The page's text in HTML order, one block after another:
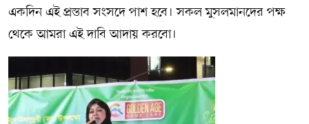
একদিন এই প্রস্তাব সংসদে পাশ হবে। সকল মুসলমানদের পক্ষ
থেকে আমরা এই দাবি আদায় করবো।